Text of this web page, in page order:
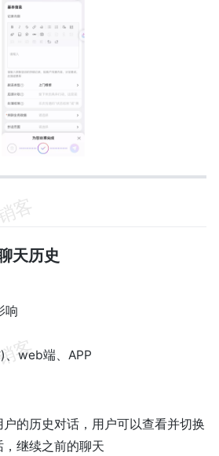
天历史
响
、web端、APP
的历史对话，用户可以查看并切换
继续之前的聊天